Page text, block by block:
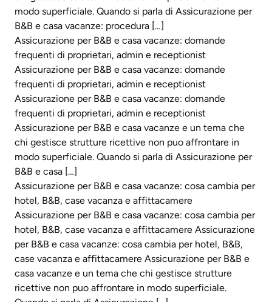
modo superficiale. Quando si parla di Assicurazione per
B&B e casa vacanze: procedura […]
Assicurazione per B&B e casa vacanze: domande
frequenti di proprietari, admin e receptionist
Assicurazione per B&B e casa vacanze: domande
frequenti di proprietari, admin e receptionist
Assicurazione per B&B e casa vacanze: domande
frequenti di proprietari, admin e receptionist
Assicurazione per B&B e casa vacanze e un tema che
chi gestisce strutture ricettive non puo affrontare in
modo superficiale. Quando si parla di Assicurazione per
B&B e casa […]
Assicurazione per B&B e casa vacanze: cosa cambia per
hotel, B&B, case vacanza e affittacamere
Assicurazione per B&B e casa vacanze: cosa cambia per
hotel, B&B, case vacanza e affittacamere Assicurazione
per B&B e casa vacanze: cosa cambia per hotel, B&B,
case vacanza e affittacamere Assicurazione per B&B e
casa vacanze e un tema che chi gestisce strutture
ricettive non puo affrontare in modo superficiale.